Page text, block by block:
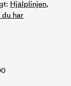
Hjälplinjen,
du har